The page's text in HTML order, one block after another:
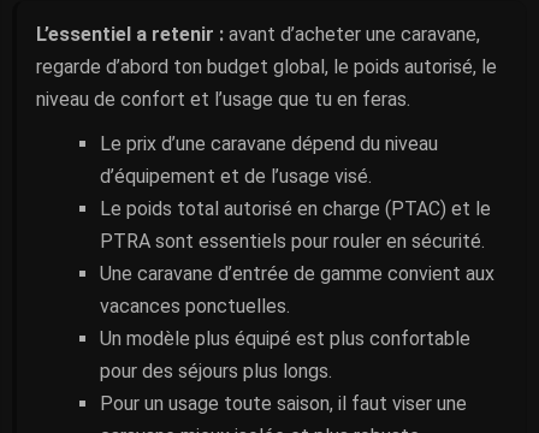
L’essentiel a retenir : avant d’acheter une caravane,
regarde d’abord ton budget global, le poids autorisé, le
niveau de confort et l’usage que tu en feras.
Le prix d’une caravane dépend du niveau
d’équipement et de l’usage visé.
Le poids total autorisé en charge (PTAC) et le
PTRA sont essentiels pour rouler en sécurité.
Une caravane d’entrée de gamme convient aux
vacances ponctuelles.
Un modèle plus équipé est plus confortable
pour des séjours plus longs.
Pour un usage toute saison, il faut viser une